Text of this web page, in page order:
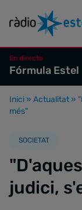
En directe
Fórmula Estel
Inici » Actualitat »
més"
SOCIETAT
judici,